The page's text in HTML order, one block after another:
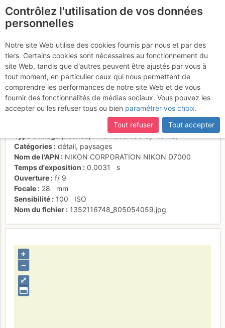
Sommet vu pendant
traversée zone lapiaz
Activités
Date/heure
individuel (CC by-nc-nd)
Catégories
détail, paysages
Nom de l'APN
NIKON CORPORATION NIKON D7000
Temps d'exposition
0.0031
s
Ouverture
f/ 9
Focale
28
mm
Sensibilité
100
ISO
Nom du fichier
1352116748_805054059.jpg
⤢
+
–
Contrôlez l'utilisation de vos données
personnelles
Notre site Web utilise des cookies fournis par nous et par des
tiers. Certains cookies sont nécessaires au fonctionnement du
site Web, tandis que d'autres peuvent être ajustés par vous à
tout moment, en particulier ceux qui nous permettent de
comprendre les performances de notre site Web et de vous
fournir des fonctionnalités de médias sociaux. Vous pouvez les
accepter ou les refuser tous ou bien paramétrer vos choix.
Tout refuser
Tout accepter